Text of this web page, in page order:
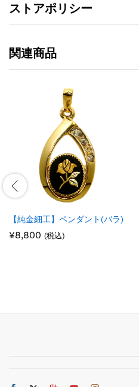
ストアポリシー
関連商品
【純金細工】ペンダント(バラ)
¥8,800 (税込)